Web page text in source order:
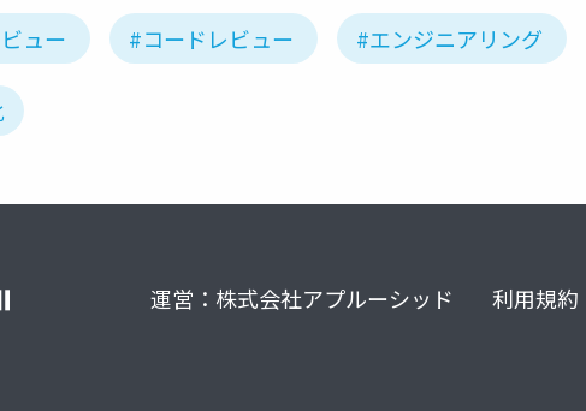
ュー #コードレビュー #エンジニアリング
運営：株式会社アプルーシッド 利用規約